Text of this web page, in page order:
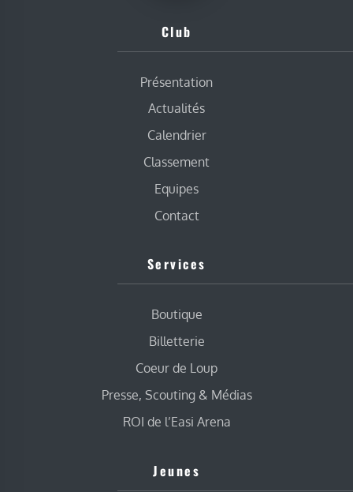
Club
Présentation
Actualités
Calendrier
Classement
Equipes
Contact
Services
Boutique
Billetterie
Coeur de Loup
Presse, Scouting & Médias
ROI de l’Easi Arena
Jeunes